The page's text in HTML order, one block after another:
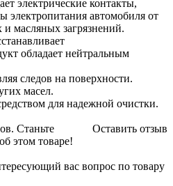
электрические контакты,
электропитания автомобиля от
масляных загрязнений.
обладает нейтральным
следов на поверхности.
масел.
для надежной очистки.
Оставить отзыв
Станьте
этом товаре!
вас вопрос по товару